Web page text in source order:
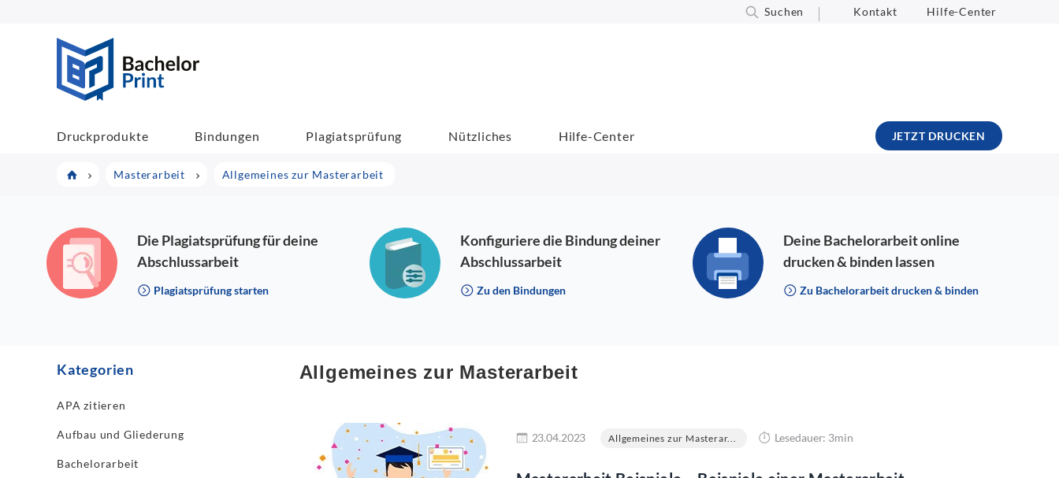
Suchen Kontakt Hilfe-Center
Druckprodukte Bindungen Plagiatsprüfung Nützliches Hilfe-Center JETZT DRUCKEN
Masterarbeit Allgemeines zur Masterarbeit
Die Plagiatsprüfung für deine
Abschlussarbeit
Plagiatsprüfung starten
Konfiguriere die Bindung deiner
Abschlussarbeit
Zu den Bindungen
Deine Bachelorarbeit online
drucken & binden lassen
Zu Bachelorarbeit drucken & binden
Kategorien
APA zitieren
Aufbau und Gliederung
Bachelorarbeit
Allgemeines zur Masterarbeit
Jetzt lesen 23.04.2023 Allgemeines zur Masterar... Lesedauer: 3min